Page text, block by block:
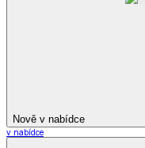
Nově v nabídce
v nabídce